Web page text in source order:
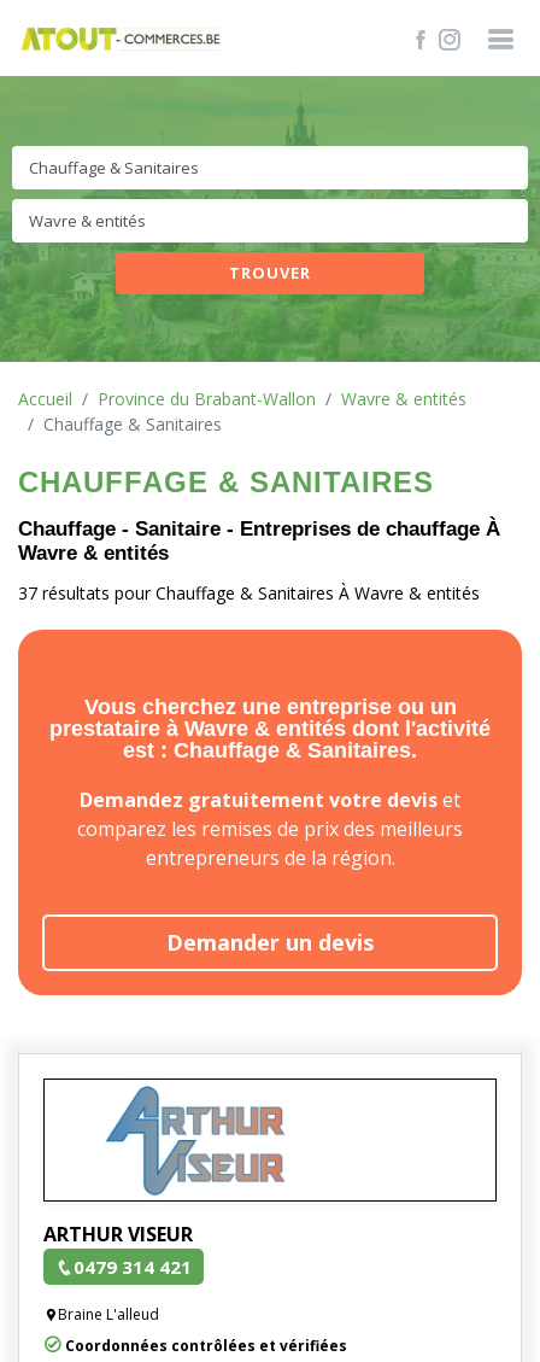
TROUVER
Accueil Province du Brabant-Wallon
Wavre & entités
Chauffage & Sanitaires
CHAUFFAGE & SANITAIRES
Chauffage - Sanitaire - Entreprises de chauffage À
Wavre & entités
37 résultats pour Chauffage & Sanitaires À Wavre & entités
Vous cherchez une entreprise ou un
prestataire à Wavre & entités dont l'activité
est : Chauffage & Sanitaires.
Demandez gratuitement votre deviset
comparez les remises de prix des meilleurs
entrepreneurs de la région.
Demander un devis
ARTHUR VISEUR
0479 314 421
Braine L'alleud
Coordonnées contrôlées et vérifiées